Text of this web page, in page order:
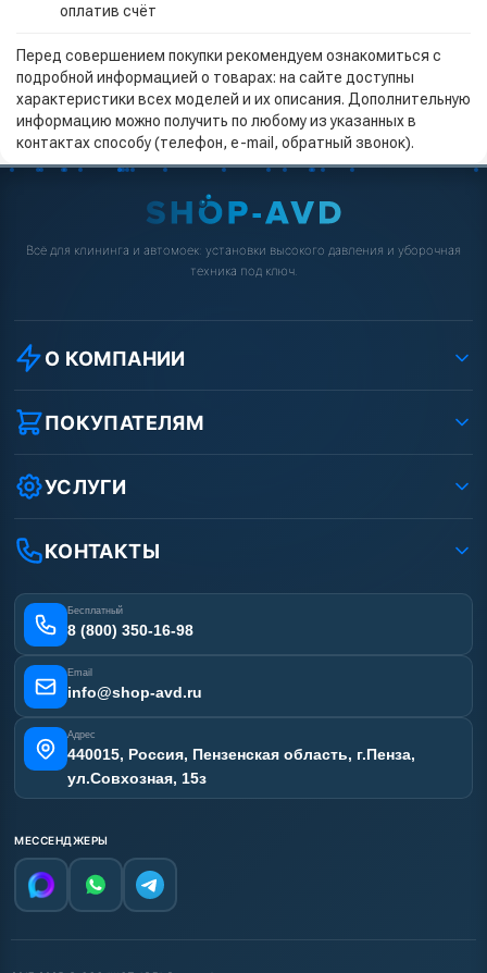
оплатив счёт
Перед совершением покупки рекомендуем ознакомиться с
подробной информацией о товарах: на сайте доступны
характеристики всех моделей и их описания. Дополнительную
информацию можно получить по любому из указанных в
контактах способу (телефон, e-mail, обратный звонок).
Всё для клининга и автомоек: установки высокого давления и уборочная
техника под ключ.
О КОМПАНИИ
О компании
Реквизиты ООО «Шоп АВД»
Условия соглашения
Вакансии
Статьи
ПОКУПАТЕЛЯМ
Как заказать?
Оплата
Лизинг
Получить скидку
УСЛУГИ
Ремонт АВД
Сертификаты
Отзывы наших клиентов
Карта сайта
КОНТАКТЫ
Бесплатный
8 (800) 350-16-98
Email
info@shop-avd.ru
Адрес
440015, Россия, Пензенская область, г.Пенза,
ул.Совхозная, 15з
МЕССЕНДЖЕРЫ